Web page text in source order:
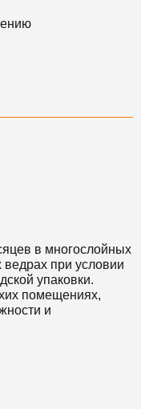
в многослойных
при условии
упаковки.
помещениях,
и